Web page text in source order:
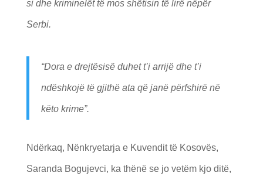
si dhe kriminelët të mos shëtisin të lirë nëpër
Serbi.
“Dora e drejtësisë duhet t’i arrijë dhe t’i
ndëshkojë të gjithë ata që janë përfshirë në
këto krime”.
Ndërkaq, Nënkryetarja e Kuvendit të Kosovës,
Saranda Bogujevci, ka thënë se jo vetëm kjo ditë,